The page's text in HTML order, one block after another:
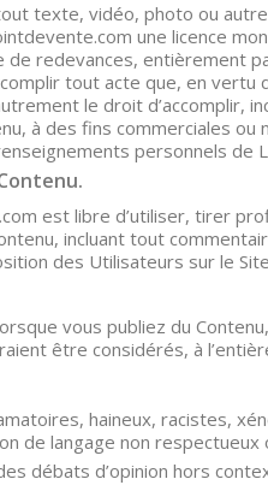
texte, vidéo, photo ou
une licence
de redevances, entièrement
tout acte que, en vertu
le droit d’accomplir,
à des fins commerciales
personnels de
est libre d’utiliser, tirer
incluant tout
des Utilisateurs sur le
vous publiez du
être considérés, à
haineux, racistes,
de langage non respectueux
débats d’opinion hors